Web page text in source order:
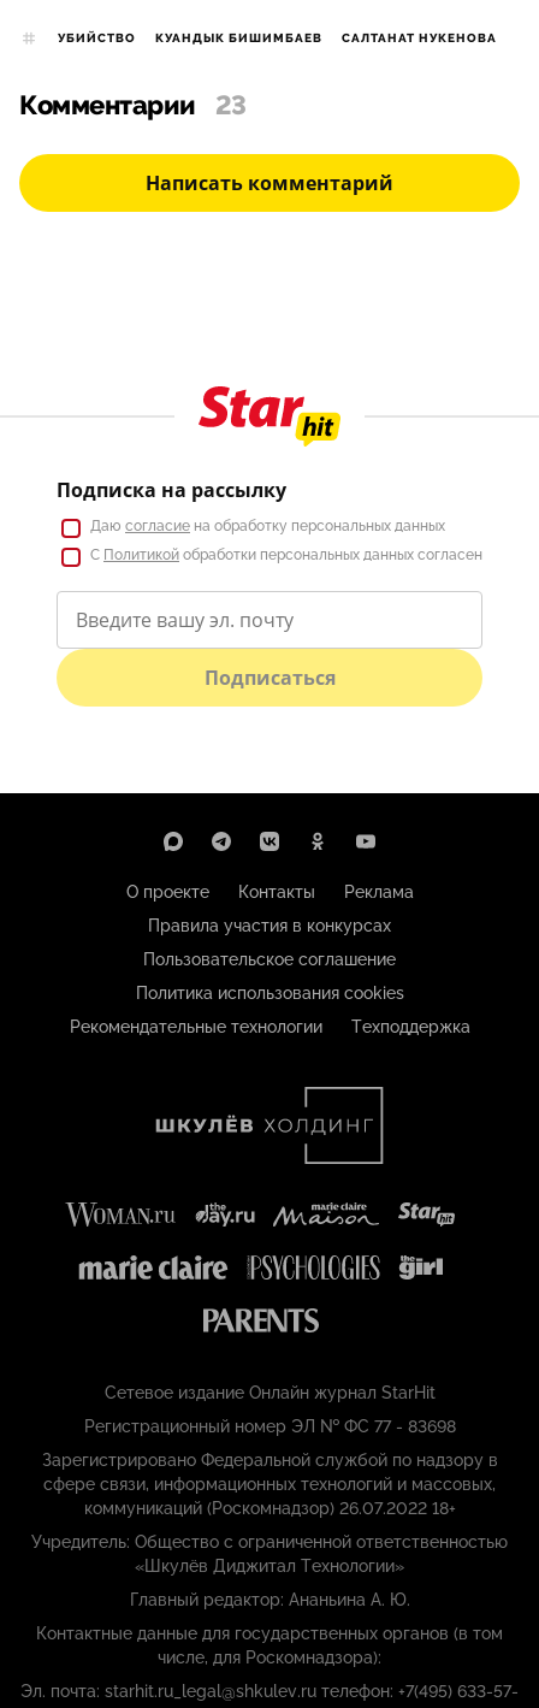
УБИЙСТВО КУАНДЫК БИШИМБАЕВ САЛТАНАТ НУКЕНОВА
Комментарии 23
Написать комментарий
Подписка на рассылку
Даю согласие на обработку персональных данных
С Политикой обработки персональных данных согласен
Подписаться
О проекте Контакты
Реклама
Правила участия в конкурсах
Пользовательское соглашение
Политика использования cookies
Рекомендательные технологии
Техподдержка
Сетевое издание Онлайн журнал StarHit
Регистрационный номер ЭЛ № ФС 77 - 83698
Зарегистрировано Федеральной службой по надзору в
сфере связи, информационных технологий и массовых,
коммуникаций (Роскомнадзор) 26.07.2022 18+
Учредитель: Общество с ограниченной ответственностью
«Шкулёв Диджитал Технологии»
Главный редактор: Ананьина А. Ю.
Контактные данные для государственных органов (в том
числе, для Роскомнадзора):
Эл. почта: starhit.ru_legal@shkulev.ru телефон: +7(495) 633-57-